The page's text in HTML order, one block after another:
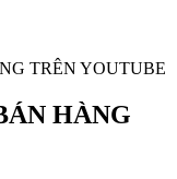
TRÊN YOUTUBE
HÀNG